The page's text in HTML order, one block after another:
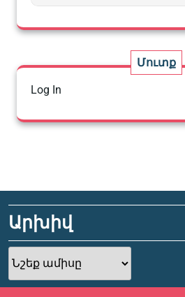
Մուտք
Log In
Արխիվ